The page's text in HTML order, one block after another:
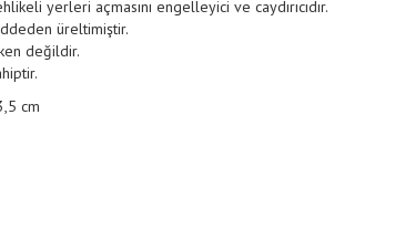
yerleri açmasını engelleyici ve caydırıcıdır.
üreltimiştir.
değildir.
cm